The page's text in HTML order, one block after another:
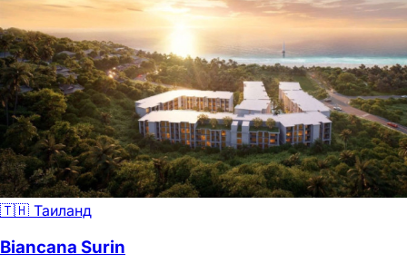
🇹🇭 Таиланд
Biancana Surin